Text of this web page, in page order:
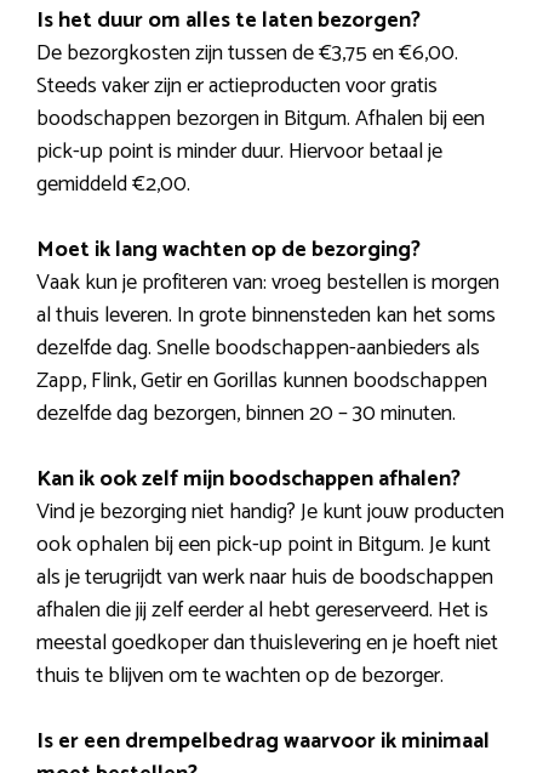
Is het duur om alles te laten bezorgen?
De bezorgkosten zijn tussen de €3,75 en €6,00.
Steeds vaker zijn er actieproducten voor gratis
boodschappen bezorgen in Bitgum. Afhalen bij een
pick-up point is minder duur. Hiervoor betaal je
gemiddeld €2,00.
Moet ik lang wachten op de bezorging?
Vaak kun je profiteren van: vroeg bestellen is morgen
al thuis leveren. In grote binnensteden kan het soms
dezelfde dag. Snelle boodschappen-aanbieders als
Zapp, Flink, Getir en Gorillas kunnen boodschappen
dezelfde dag bezorgen, binnen 20 – 30 minuten.
Kan ik ook zelf mijn boodschappen afhalen?
Vind je bezorging niet handig? Je kunt jouw producten
ook ophalen bij een pick-up point in Bitgum. Je kunt
als je terugrijdt van werk naar huis de boodschappen
afhalen die jij zelf eerder al hebt gereserveerd. Het is
meestal goedkoper dan thuislevering en je hoeft niet
thuis te blijven om te wachten op de bezorger.
Is er een drempelbedrag waarvoor ik minimaal